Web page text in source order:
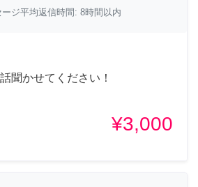
ージ平均返信時間: 8時間以内
聞かせてください！
¥3,000